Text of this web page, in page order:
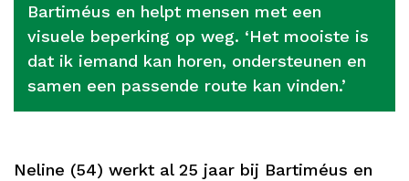
Bartiméus en helpt mensen met een
visuele beperking op weg. ‘Het mooiste is
dat ik iemand kan horen, ondersteunen en
samen een passende route kan vinden.’
Neline (54) werkt al 25 jaar bij Bartiméus en